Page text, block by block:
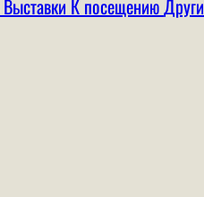
Выставки К посещению